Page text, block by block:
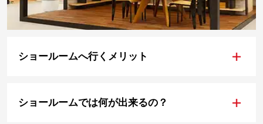
ショールームへ行くメリット +
ショールームでは何が出来るの？ +